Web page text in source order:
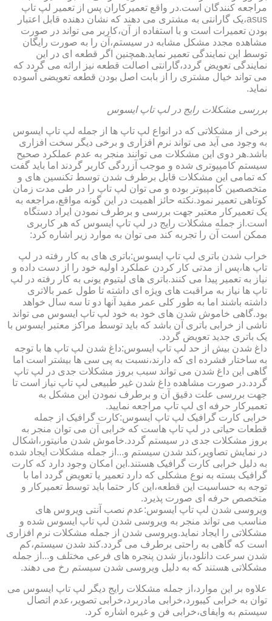
مراجعه کنندگان است.در واقع تعمیرکاران پس از تعمیر لپ تاپ
asus،یک گارانتی به مشتری می دهند که نشان دهنده قابل اعتبار
بودن تعمیرات است و با استفاده از آن،کاربر می تواند در صورت
مشاهده مجدد مشکل مشابه در سیستم،آن را به صورت رایگان
توسط این نمایندگی تعمیر نماید.همچنین اگر قطعه ای در این
نمایندگی تعویض گردد،گارانتی اصالت قطعه نیز ارائه می گردد که
می تواند خیال مشتری را از بابت اصل بودن قطعه تعویضی آسوده
نماید.
بررسی مشکلات رایج در لپ تاپ ایسوس
برخی از مشکلاتی که در انواع لپ تاپ ها از جمله لپ تاپ ایسوس
به وجود می آید می تواند نرم افزاری و برخی دیگر سخت افزاری
باشد.هر دوی این مشکلات می توانند منجر به عدم عملکرد صحیح
سیستم کامپیوتری شده و موجب آزردگی کاربر گردند اما باید گفت
که تمامی این مشکلات قابل برطرف شدن توسط تکنسین های و
متخصصین کامپیوتر بوده و می توان لپ تاپ را در طی مدت زمان
کوتاهی تعمیر نمود.نکته حائز اهمیت در این گونه مواقع،مراجعه به
یک تعمیرکار معتبر جهت بررسی و برطرف نمودن ایراد دستگاه
است.از جمله مشکلات رایج در لپ تاپ ایسوس که هر کاربری
ممکن است آن را تجربه کند می توان به موارد زیر اشاره کرد:
خراب شدن باتری لپ تاپ ایسوس:باتری های به کار رفته در لپ
تاپ ها،پس از مدتی کار کردن عملکرد اولیه خود را از دست داده و
نیاز به تعمیر پیدا می کنند.باتری های لیتیوم یونی به کار رفته در لپ
تاپ ها نیاز به مراقبت های ویژه ای داشته تا طول عمر بالاتری
داشته باشند اما به طور کلی عمر مفید آنها دو تا سه سال خواهد
بود.گاهی خاموش شدن های خود به خود لپ تاپ ایسوس می تواند
ناشی از خرابی باتری آن باشد که باید توسط مراکز معتبر ایسوس با
یک باتری جدید تعویض گردد.
داغ شدن بیش از حد لپ تاپ ایسوس:داغ شدن لپ تاپ ها با توجه
به ساختار فشرده ای که دارند،نسبت به پی سی ها بیشتر است اما
گاهی این داغ شدن می تواند سبب بروز مشکلات جدی در لپ تاپ
گردد.در صورت مشاهده داغ شدن غیر طبیعی لپ تاپ نیاز است تا
جهت بررسی علت دقیق آن و برطرف نمودن این مشکل به
تعمیرکار حرفه ای لپ تاپ مراجعه نمایید.
خرابی کارت گرافیک لپ تاپ ایسوس:کارت گرافیک از جمله
قطعات حیاتی در لپ تاپ هاست که خرابی آن می توان منجر به
بروز مشکلات جدی در سیستم گردد.خاموش شدن مانیتور،اشکال
در نمایش تصاویر،کند شدن سیستم و...از جمله مشکلات ایجاد شده
به دلیل خرابی کارت گرافیک هستند.این امکان وجود دارد که کارت
گرافیک بسته به نوع مشکلی که دارد تعمیر یا تعویض گردد اما با
توجه به حساسیت این قطعه،این کار حتما باید توسط تعمیرکار و
متخصص حرفه ای صورت پذیرد.
ویروسی شدن لپ تاپ ایسوس:عدم نصب آنتی ویروس های
مناسب می تواند منجر به ویروسی شدن لپ تاپ ایسوس شده و
مشکلاتی را ایجاد نماید.ویروسی شدن از جمله مشکلات نرم افزاری
است که گاهی به راحتی برطرف می گردد.کند شدن سیستم،کم
شدن سرعت دانلود،باز شدن پنجره های فرعی مختلف و...از جمله
مشکلاتی هستند که به دلیل ویروسی شدن سیستم رخ می دهند.
علاوه بر این موارد،از جمله مشکلات رایج دیگر لپ تاپ ایسوس می
توان به خرابی کیبورد،خرابی مادربرد،خرابی تصویر،عدم اتصال
سیستم به وایفای،خرابی فن و غیره اشاره کرد.